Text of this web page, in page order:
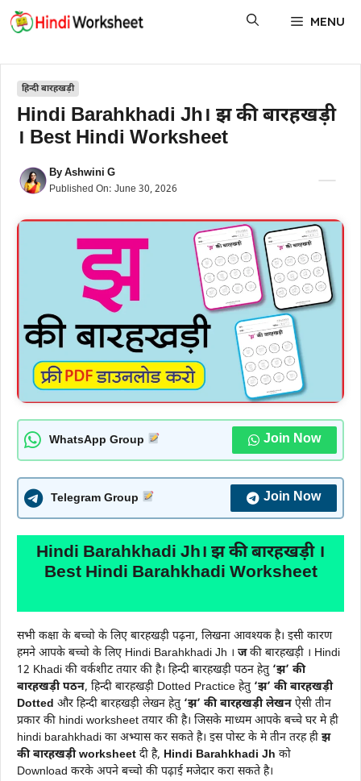
Skip
MENU
हिन्दी बारहखड़ी
Hindi Barahkhadi Jh। झ की बारहखड़ी
। Best Hindi Worksheet
ByAshwini G
Published On: June 30, 2026
WhatsApp Group Join Now
Telegram Group Join Now
Hindi Barahkhadi Jh। झ की बारहखड़ी ।
Best Hindi Barahkhadi Worksheet
सभी कक्षा के बच्चो के लिए बारहखड़ी पढ़ना, लिखना आवश्यक है। इसी कारण
हमने आपके बच्चो के लिए Hindi Barahkhadi Jh । जकी बारहखड़ी । Hindi
12 Khadi की वर्कशीट तयार की है। हिन्दी बारहखड़ी पठन हेतु ‘झ’ की
बारहखड़ी पठन, हिन्दी बारहखड़ी Dotted Practice हेतु ‘झ’ की बारहखड़ी
Dotted और हिन्दी बारहखड़ी लेखन हेतु ‘झ’ की बारहखड़ीलेखन ऐसी तीन
प्रकार की hindi worksheet तयार की है। जिसके माध्यम आपके बच्चे घर मे ही
hindi barahkhadi का अभ्यास कर सकते है। इस पोस्ट के मे तीन तरह ही झ
की बारहखड़ी worksheet दी है, Hindi Barahkhadi Jh को
Download करके अपने बच्चो की पढ़ाई मजेदार करा सकते है।